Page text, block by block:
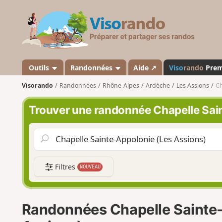
s
a
n
d
o
Outils Randonnées Aide ↗ Visorando
Visorando Randonnées Rhône-Alpes Ardèche Les Assions
Trouver une randonnée Chapelle
Filtres NOUVEAU
Randonnées Chapelle